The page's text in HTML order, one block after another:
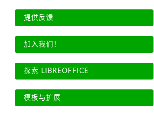
提供反馈
加入我们！
探索 LIBREOFFICE
模板与扩展